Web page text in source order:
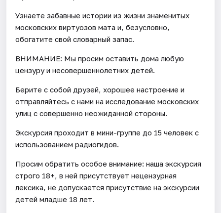
Узнаете забавные истории из жизни знаменитых
московских виртуозов мата и, безусловно,
обогатите свой словарный запас.
ВНИМАНИЕ: Мы просим оставить дома любую
цензуру и несовершеннолетних детей.
Берите с собой друзей, хорошее настроение и
отправляйтесь с нами на исследование московских
улиц с совершенно неожиданной стороны.
Экскурсия проходит в мини-группе до 15 человек с
использованием радиогидов.
Просим обратить особое внимание: наша экскурсия
строго 18+, в ней присутствует нецензурная
лексика, не допускается присутствие на экскурсии
детей младше 18 лет.